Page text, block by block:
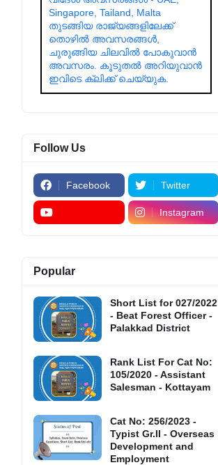
Singapore, Tailand, Malta
തുടങ്ങിയ രാജ്യങ്ങളിലേക്ക്
തൊഴിൽ അവസരങ്ങൾ,
ചുരുങ്ങിയ ചിലവിൽ പോകുവാൻ
അവസരം. കൂടുതൽ അറിയുവാൻ
ഇവിടെ ക്ലിക്ക് ചെയ്യുക.
Follow Us
Facebook Twitter
Instagram
Popular
Short List for 027/2022
- Beat Forest Officer -
Palakkad District
Rank List For Cat No:
105/2020 - Assistant
Salesman - Kottayam
Cat No: 256/2023 -
Typist Gr.II - Overseas
Development and
Employment